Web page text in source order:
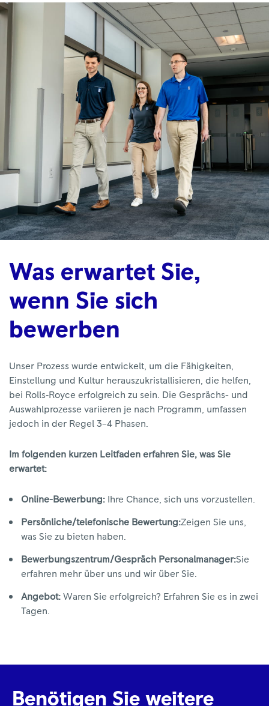
Was erwartet Sie,
wenn Sie sich
bewerben
Unser Prozess wurde entwickelt, um die Fähigkeiten,
Einstellung und Kultur herauszukristallisieren, die helfen,
bei Rolls‑Royce erfolgreich zu sein. Die Gesprächs- und
Auswahlprozesse variieren je nach Programm, umfassen
jedoch in der Regel 3–4 Phasen.
Im folgenden kurzen Leitfaden erfahren Sie, was Sie
erwartet:
Online-Bewerbung: Ihre Chance, sich uns vorzustellen.
Persönliche/telefonische Bewertung:Zeigen Sie uns,
was Sie zu bieten haben.
Bewerbungszentrum/Gespräch Personalmanager:Sie
erfahren mehr über uns und wir über Sie.
Angebot: Waren Sie erfolgreich? Erfahren Sie es in zwei
Tagen.
Benötigen Sie weitere